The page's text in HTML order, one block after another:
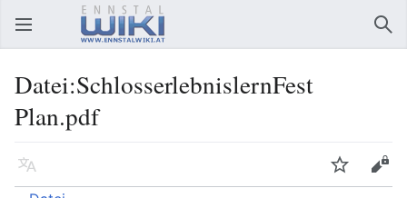
Hauptmenü öffnen
Datei:SchlosserlebnislernFest
Plan.pdf
Sprache Beobachten
Bearbeiten